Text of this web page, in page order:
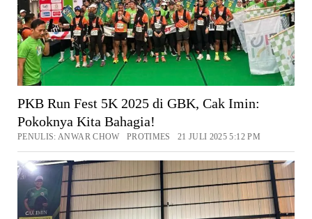
PKB Run Fest 5K 2025 di GBK, Cak Imin:
Pokoknya Kita Bahagia!
PENULIS: ANWAR CHOW PROTIMES 21 JULI 2025 5:12 PM